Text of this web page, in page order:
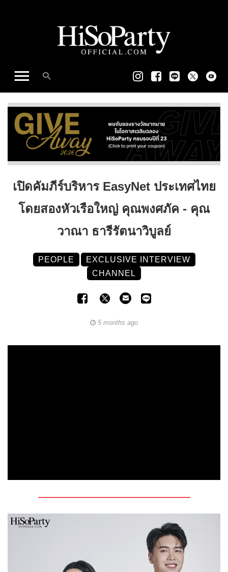
เปิดคัมภีร์บริหาร EasyNet ประเทศไทย
โดยสองหัวเรือใหญ่ คุณพงศภัค - คุณ
วาณา ธารีรัตนาวิบูลย์
PEOPLE
EXCLUSIVE INTERVIEW
CHANNEL
5 months ago